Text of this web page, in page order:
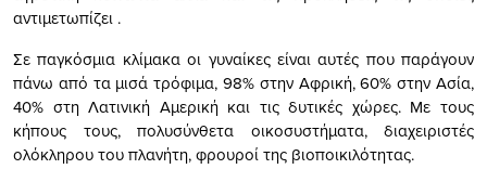
αντιμετωπίζει .
Σε παγκόσμια κλίμακα οι γυναίκες είναι αυτές που παράγουν
πάνω από τα μισά τρόφιμα, 98% στην Αφρική, 60% στην Ασία,
40% στη Λατινική Αμερική και τις δυτικές χώρες. Με τους
κήπους τους, πολυσύνθετα οικοσυστήματα, διαχειριστές
ολόκληρου του πλανήτη, φρουροί της βιοποικιλότητας.